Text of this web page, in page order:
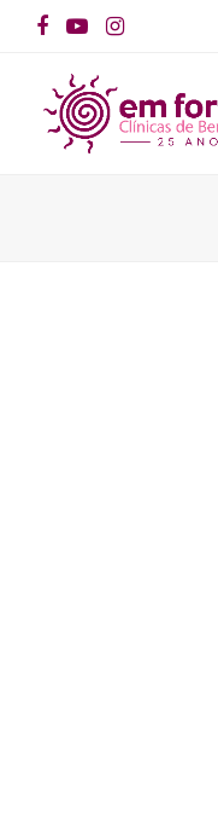
Facebook
YouTubeInstagram